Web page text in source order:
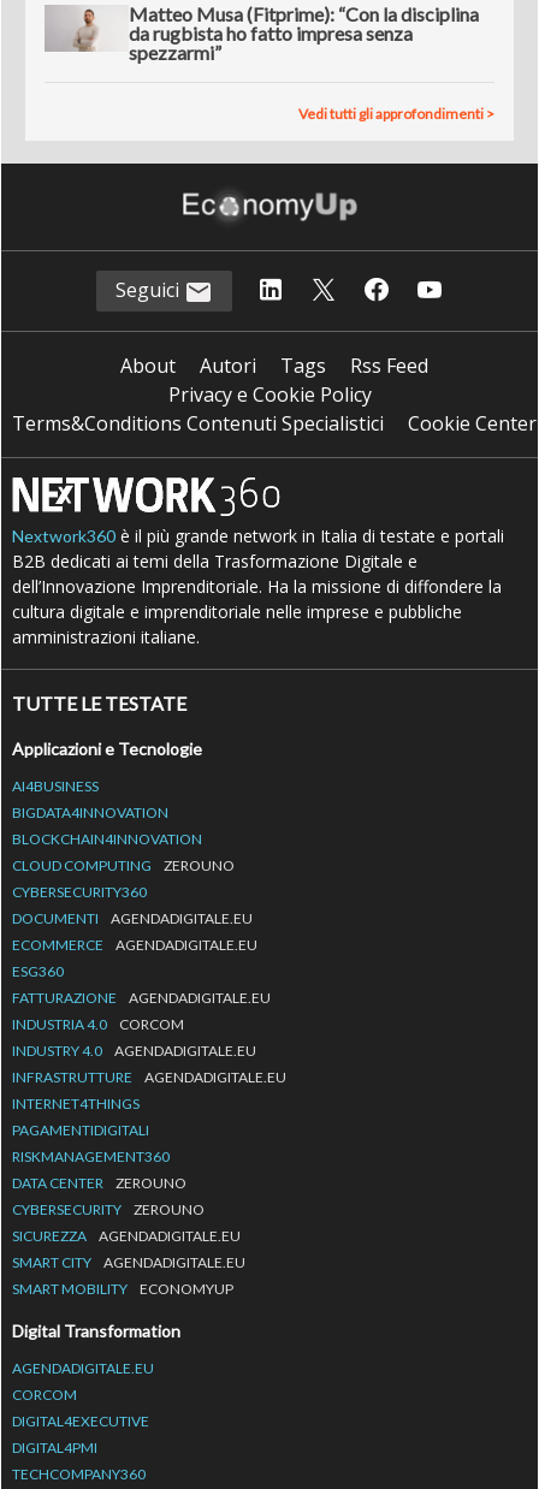
Matteo Musa (Fitprime): “Con la disciplina
da rugbista ho fatto impresa senza
spezzarmi”
Vedi tutti gli approfondimenti >
Seguici
About Autori Tags
Rss Feed
Privacy e Cookie Policy
Terms&Conditions Contenuti Specialistici
Cookie Center
Nextwork360 è il più grande network in Italia di testate e portali
B2B dedicati ai temi della Trasformazione Digitale e
dell’Innovazione Imprenditoriale. Ha la missione di diffondere la
cultura digitale e imprenditoriale nelle imprese e pubbliche
amministrazioni italiane.
TUTTE LE TESTATE
Applicazioni e Tecnologie
AI4BUSINESS
BIGDATA4INNOVATION
BLOCKCHAIN4INNOVATION
CLOUD COMPUTING
ZEROUNO
CYBERSECURITY360
DOCUMENTI
AGENDADIGITALE.EU
ECOMMERCE
AGENDADIGITALE.EU
ESG360
FATTURAZIONE
AGENDADIGITALE.EU
INDUSTRIA 4.0
CORCOM
INDUSTRY 4.0
AGENDADIGITALE.EU
INFRASTRUTTURE
AGENDADIGITALE.EU
INTERNET4THINGS
PAGAMENTIDIGITALI
RISKMANAGEMENT360
DATA CENTER
ZEROUNO
CYBERSECURITY
ZEROUNO
SICUREZZA
AGENDADIGITALE.EU
SMART CITY
AGENDADIGITALE.EU
SMART MOBILITY
ECONOMYUP
Digital Transformation
AGENDADIGITALE.EU
CORCOM
DIGITAL4EXECUTIVE
DIGITAL4PMI
TECHCOMPANY360